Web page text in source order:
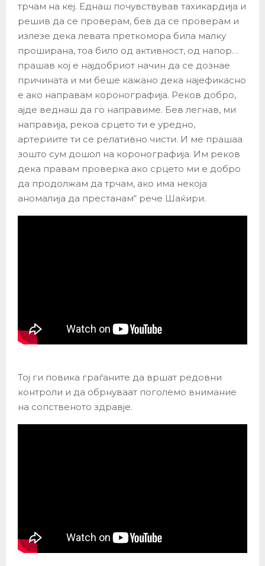
трчам на кеј. Еднаш почувствував тахикардија и
решив да се проверам, бев да се проверам и
излезе дека левата преткомора била малку
проширана, тоа било од активност, од напор…
прашав кој е најдобриот начин да се дознае
причината и ми беше кажано дека најефикасно
е ако направам коронографија. Реков добро,
ајде веднаш да го направиме. Бев легнав, ми
направија, рекоа срцето ти е уредно,
артериите ти се релативно чисти. И ме прашаа
зошто сум дошол на коронографија. Им реков
дека правам проверка ако срцето ми е добро
да продолжам да трчам, ако има некоја
аномалија да престанам“ рече Шаќири.
Тој ги повика граѓаните да вршат редовни
контроли и да обрнуваат поголемо внимание
на сопственото здравје.